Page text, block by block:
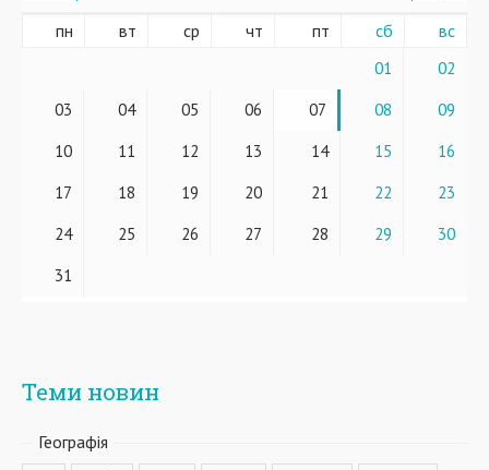
пн вт ср чт пт сб вс
01
02
03
04 05 06 07 08
09
10
11 12 13 14 15
16
17
18 19 20 21 22
23
24
25 26 27 28 29
30
31
Теми новин
Географiя